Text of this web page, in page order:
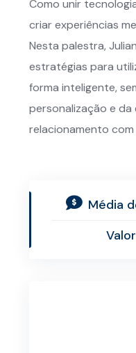
Como unir
criar experiências
Nesta palestra,
estratégias para
forma inteligente,
personalização e da
relacionamento
Média